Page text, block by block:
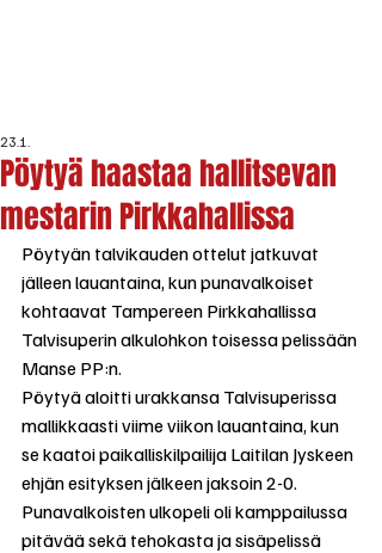
Pöytyä haastaa hallitsevan
mestarin Pirkkahallissa
23.1.
Pöytyän talvikauden ottelut jatkuvat
jälleen lauantaina, kun punavalkoiset
kohtaavat Tampereen Pirkkahallissa
Talvisuperin alkulohkon toisessa pelissään
Manse PP:n.
Pöytyä aloitti urakkansa Talvisuperissa
mallikkaasti viime viikon lauantaina, kun
se kaatoi paikalliskilpailija Laitilan Jyskeen
ehjän esityksen jälkeen jaksoin 2-0.
Punavalkoisten ulkopeli oli kamppailussa
pitävää sekä tehokasta ja sisäpelissä